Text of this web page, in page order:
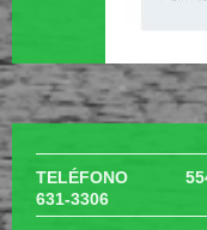
TELÉFONO 554-
631-3306